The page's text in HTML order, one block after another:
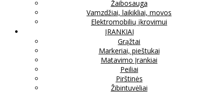
Žaibosauga
Vamzdžiai, laikikliai, movos
Elektromobilių įkrovimui
ĮRANKIAI
Grąžtai
Markeriai, pieštukai
Matavimo Įrankiai
Peiliai
Pirštinės
Žibintuvėliai